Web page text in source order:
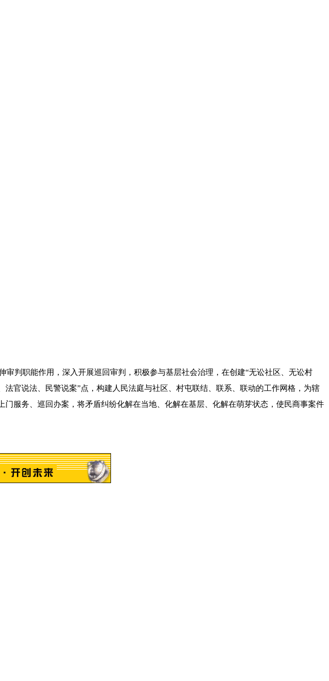
判职能作用，深入开展巡回审判，积极参与基层社会治理，在创建“无讼社区、无讼村
官说法、民警说案”点，构建人民法庭与社区、村屯联结、联系、联动的工作网格，为辖
服务、巡回办案，将矛盾纠纷化解在当地、化解在基层、化解在萌芽状态，使民商事案件